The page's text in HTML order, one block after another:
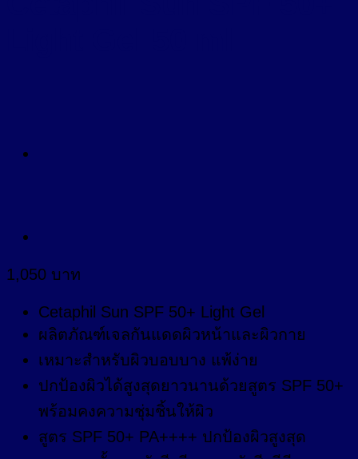
1,050 บาท
Cetaphil Sun SPF 50+ Light Gel
ผลิตภัณฑ์เจลกันแดดผิวหน้าและผิวกาย
เหมาะสำหรับผิวบอบบาง แพ้ง่าย
ปกป้องผิวได้สูงสุดยาวนานด้วยสูตร SPF 50+
พร้อมคงความชุ่มชิ้นให้ผิว
สูตร SPF 50+ PA++++ ปกป้องผิวสูงสุด